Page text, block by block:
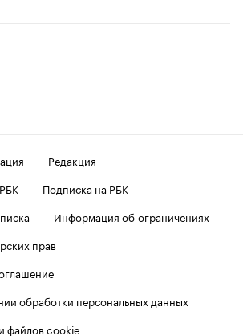
Редакция
Подписка на РБК
Информация об ограничениях
прав
обработки персональных данных
файлов cookie